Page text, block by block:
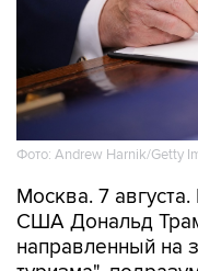
Фото: Andrew Harnik/Getty
Москва. 7
США Дональд
направленный на